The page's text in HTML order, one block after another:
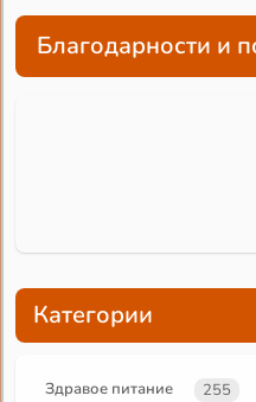
Благодарности и
Категории
Здравое питание 255